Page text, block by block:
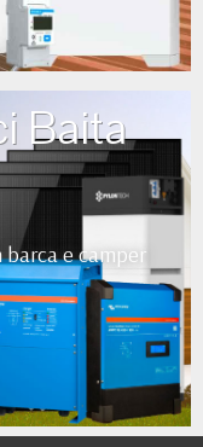
Baita
e camper